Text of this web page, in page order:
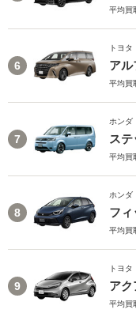
平均買
6
トヨタ
アル
平均買
7
ホンダ
ス
平均買
8
ホンダ
フィ
平均買
9
トヨタ
アク
平均買